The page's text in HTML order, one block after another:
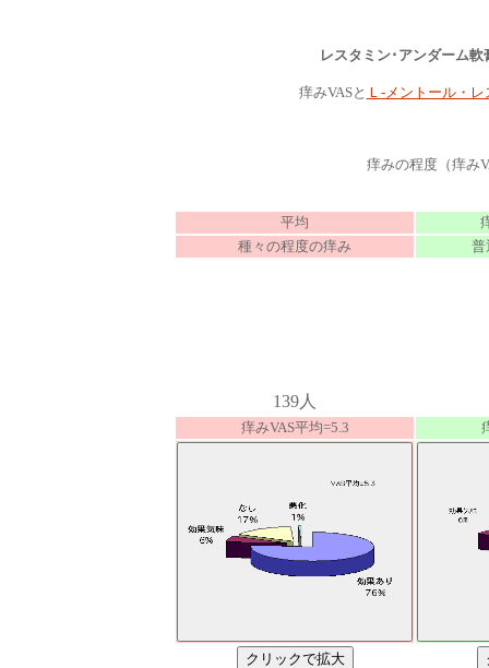
レスタミン･アンダーム
痒みVASと Ｌ-メントール・
痒みの程度（痒み
平均
種々の程度の痒み
普
139人
痒みVAS平均=5.3
クリックで拡大